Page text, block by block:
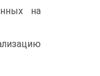
на